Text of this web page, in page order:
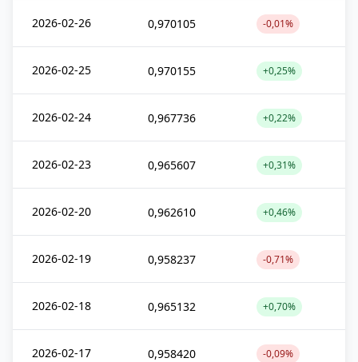
2026-02-26 0,970105 -0,01%
2026-02-25 0,970155 +0,25%
2026-02-24 0,967736 +0,22%
2026-02-23 0,965607 +0,31%
2026-02-20 0,962610 +0,46%
2026-02-19 0,958237 -0,71%
2026-02-18 0,965132 +0,70%
2026-02-17 0,958420 -0,09%